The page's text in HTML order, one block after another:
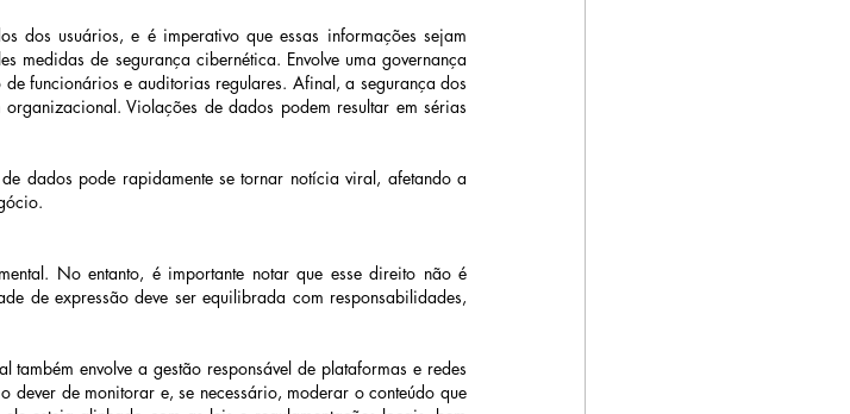
dos usuários, e é imperativo que essas informações sejam
medidas de segurança cibernética. Envolve uma governança
funcionários e auditorias regulares. Afinal, a segurança dos
Violações de dados podem resultar em sérias
dados pode rapidamente se tornar notícia viral, afetando a
No entanto, é importante notar que esse direito não é
de expressão deve ser equilibrada com responsabilidades,
envolve a gestão responsável de plataformas e redes
dever de monitorar e, se necessário, moderar o conteúdo que